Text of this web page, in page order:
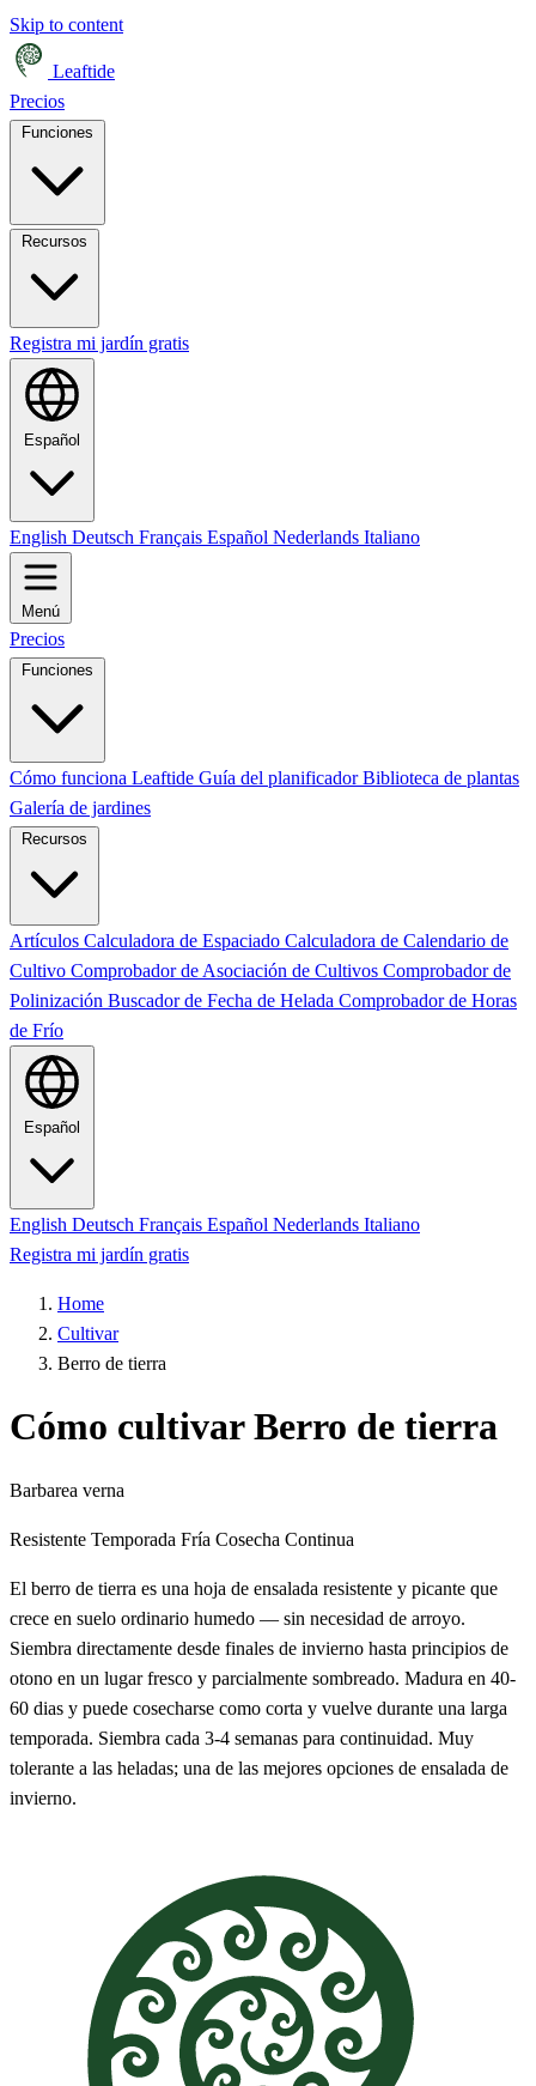
Skip to content
Leaftide
Precios
Registra mi jardín gratis
Español
English Deutsch Français Español Nederlands Italiano
Menú
Precios
Funciones
Cómo funciona Leaftide Guía del planificadorBiblioteca de plantas
Galería de jardines
Recursos
Artículos Calculadora de Espaciado Calculadora de Calendario de
Cultivo Comprobador de Asociación de Cultivos Comprobador de
Polinización Buscador de Fecha de Helada Comprobador de Horas
de Frío
Español
English Deutsch Français Español Nederlands Italiano
Registra mi jardín gratis
Home
Cultivar
Berro de tierra
Cómo cultivar Berro de tierra
Barbarea verna
Resistente Temporada Fría Cosecha Continua
El berro de tierra es una hoja de ensalada resistente y picante que
crece en suelo ordinario humedo — sin necesidad de arroyo.
Siembra directamente desde finales de invierno hasta principios de
otono en un lugar fresco y parcialmente sombreado. Madura en 40-
60 dias y puede cosecharse como corta y vuelve durante una larga
temporada. Siembra cada 3-4 semanas para continuidad. Muy
tolerante a las heladas; una de las mejores opciones de ensalada de
invierno.